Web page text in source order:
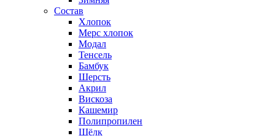
Состав
Хлопок
Мерс хлопок
Модал
Тенсель
Бамбук
Шерсть
Акрил
Вискоза
Кашемир
Полипропилен
Шёлк